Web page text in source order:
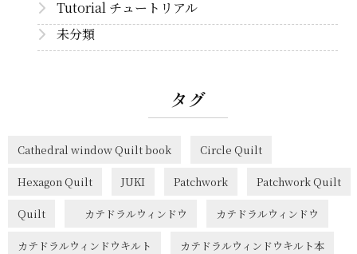
Tutorial チュートリアル
未分類
タグ
Cathedral window Quilt book Circle Quilt
Hexagon Quilt JUKI Patchwork Patchwork Quilt
Quilt カテドラルウィンドウ カテドラルウィンドウ
カテドラルウィンドウキルト カテドラルウィンドウキルト本